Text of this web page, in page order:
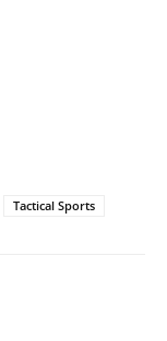
Tactical Sports